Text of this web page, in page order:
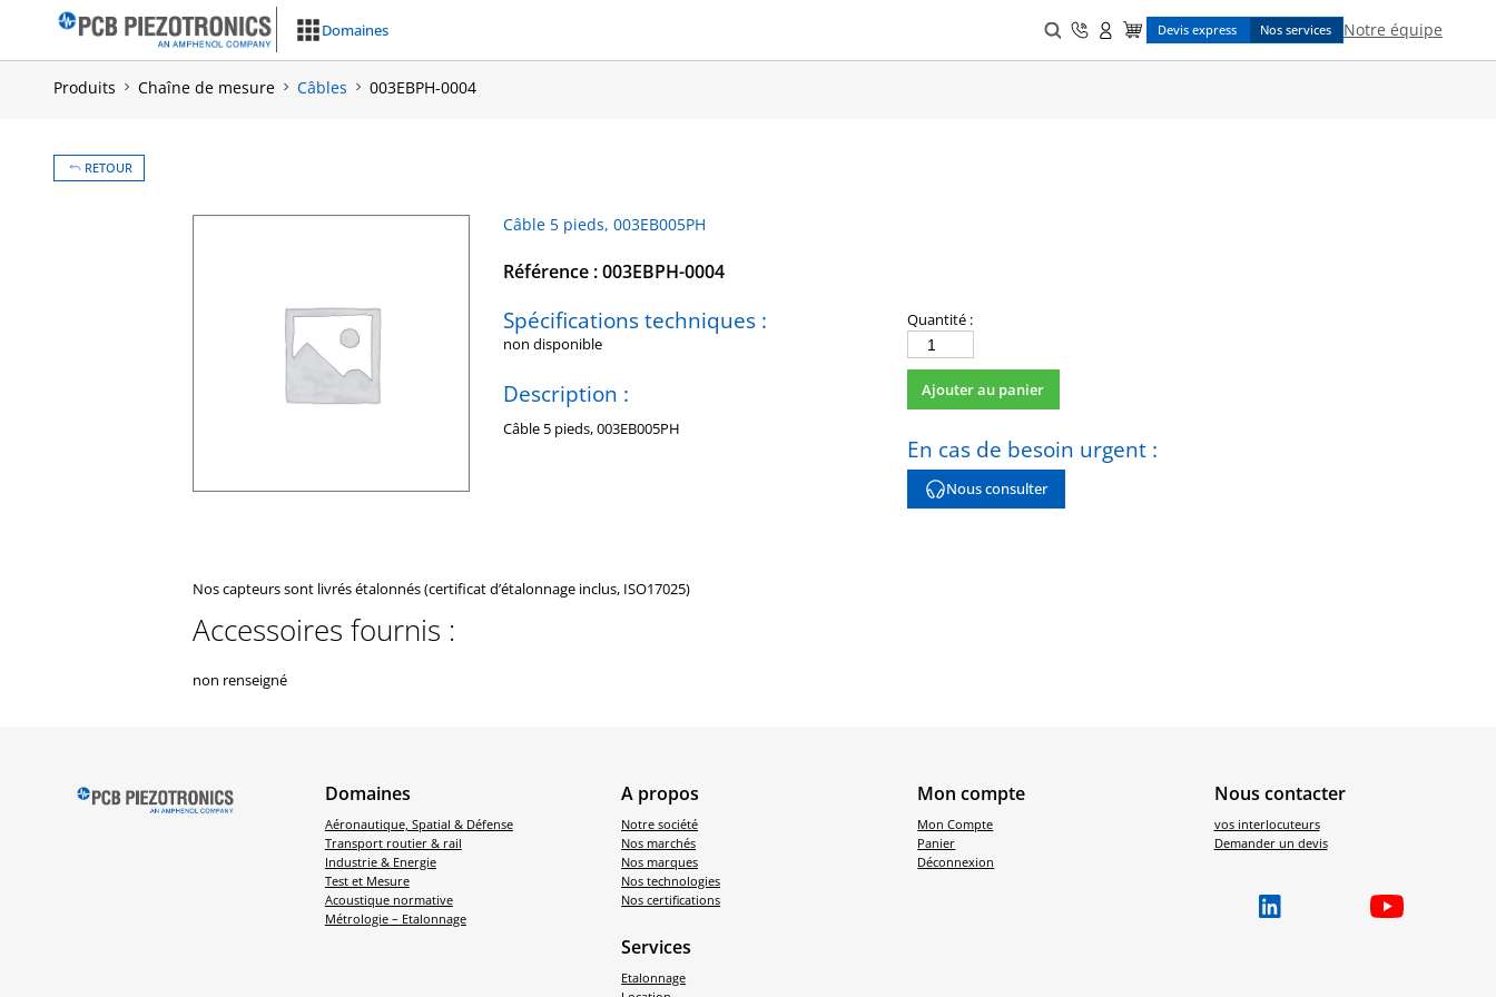
Domaines
Search
for:
Devis express Nos services Notre équipe
Produits Chaîne de mesure Câbles 003EBPH-0004
RETOUR
Câble 5 pieds, 003EB005PH
Référence : 003EBPH-0004
Spécifications techniques :
non disponible
Description :
Câble 5 pieds, 003EB005PH
Quantité :
quantité
de
003EBPH-
Ajouter au panier
En cas de besoin urgent :
Nous consulter
Nos capteurs sont livrés étalonnés (certificat d’étalonnage inclus, ISO17025)
Accessoires fournis :
non renseigné
Domaines
Aéronautique, Spatial & Défense
Transport routier & rail
Industrie & Energie
Test et Mesure
Acoustique normative
Métrologie – Etalonnage
A propos
Notre société
Nos marchés
Nos marques
Nos technologies
Nos certifications
Services
Etalonnage
Mon compte
Mon Compte
Panier
Déconnexion
Nous contacter
vos interlocuteurs
Demander un devis